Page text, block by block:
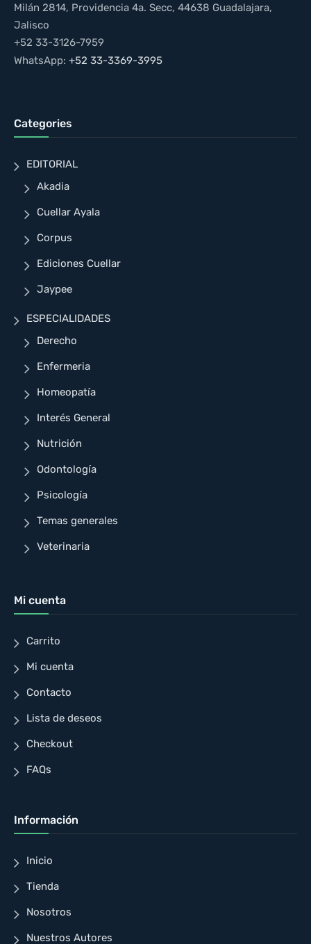
Milán 2814, Providencia 4a. Secc, 44638 Guadalajara,
Jalisco
+52 33-3126-7959
WhatsApp: +52 33-3369-3995
Categories
EDITORIAL
Akadia
Cuellar Ayala
Corpus
Ediciones Cuellar
Jaypee
ESPECIALIDADES
Derecho
Enfermeria
Homeopatía
Interés General
Nutrición
Odontología
Psicología
Temas generales
Veterinaria
Mi cuenta
Carrito
Mi cuenta
Contacto
Lista de deseos
Checkout
FAQs
Información
Inicio
Tienda
Nosotros
Nuestros Autores